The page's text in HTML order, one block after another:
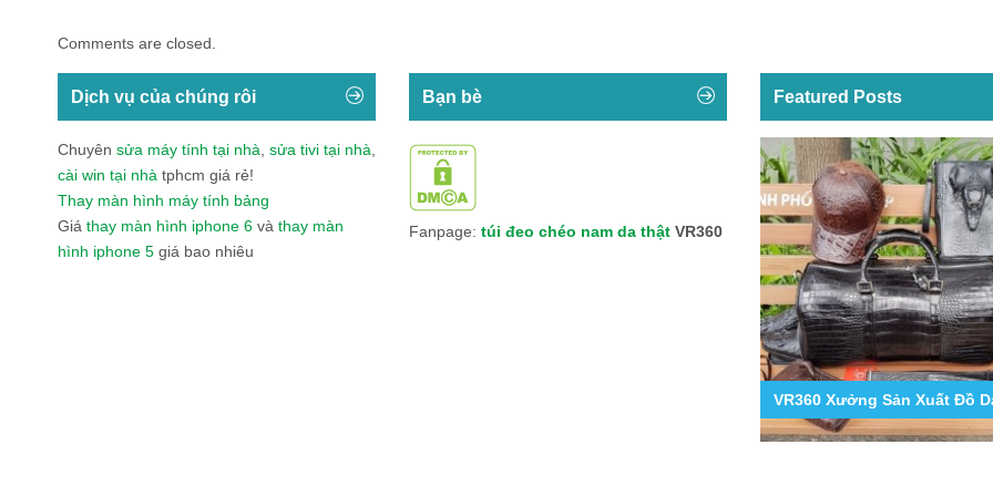
Comments are closed.
Dịch vụ của chúng rôi
Chuyên sửa máy tính tại nhà, sửa tivi tại nhà,
cài win tại nhà tphcm giá rẻ!
Thay màn hình máy tính bảng
Giá thay màn hình iphone 6 và thay màn
hình iphone 5 giá bao nhiêu
Bạn bè
Fanpage: túi đeo chéo nam da thật VR360
Featured Posts
Tổng Hợp Các Mẫu Ốp Lưng Da Cá Sấu Iphone 11,12,13,14...
VR360 Xưởng Sản Xuất Đồ